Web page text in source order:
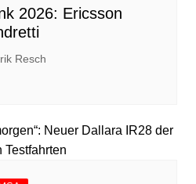
2026: Ericsson
Resch